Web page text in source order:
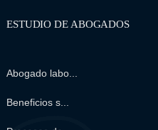
ESTUDIO DE ABOGADOS
Abogado labo...
Beneficios s...